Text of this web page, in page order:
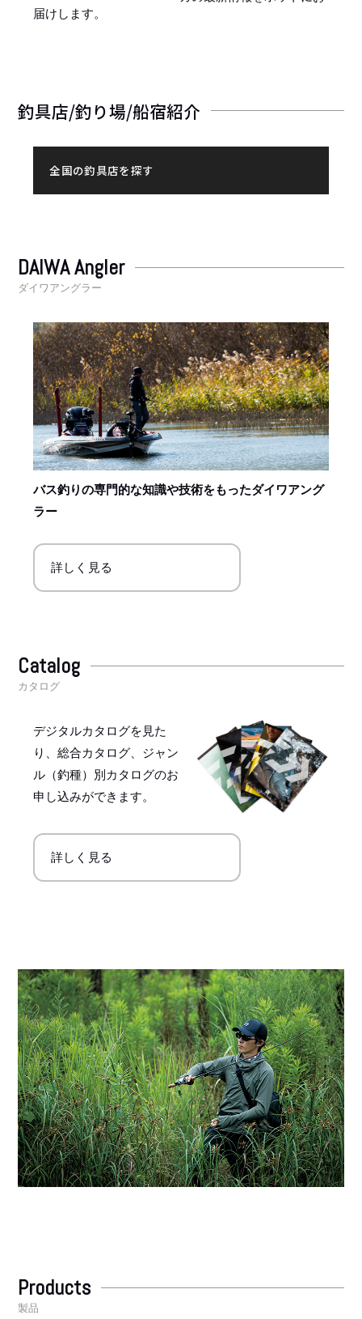
届けします。
釣具店/釣り場/船宿紹介
全国の釣具店を探す
DAIWA Angler
ダイワアングラー
バス釣りの専門的な知識や技術をもったダイワアング
ラー
詳しく見る
Catalog
カタログ
デジタルカタログを見た
り、総合カタログ、ジャン
ル（釣種）別カタログのお
申し込みができます。
詳しく見る
Products
製品